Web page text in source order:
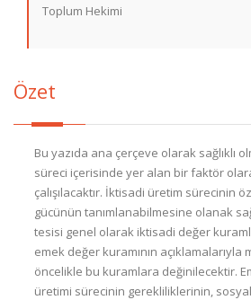
Toplum Hekimi
Özet
Bu yazıda ana çerçeve olarak sağlıklı
süreci içerisinde yer alan bir faktör
çalışılacaktır. İktisadi üretim sürecinin
gücünün tanımlanabilmesine olanak
tesisi genel olarak iktisadi değer
emek değer kuramının
öncelikle bu kuramlara değinilecektir.
üretimi sürecinin gerekliliklerinin,